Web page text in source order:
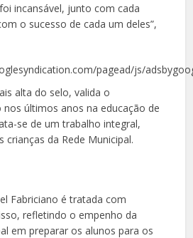
incansável, junto com cada
o sucesso de cada um deles”,
pagead/js/
alta do selo, valida o
últimos anos na educação de
se de um trabalho integral,
da Rede Municipal.
Fabriciano é tratada com
refletindo o empenho da
em preparar os alunos para os